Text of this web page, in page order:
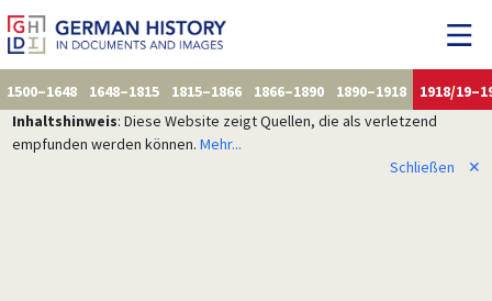
1500–1648 1648–1815 1815–1866 1866–1890 1890–1918
1918/
Inhaltshinweis: Diese Website zeigt Quellen, die als verletzend
empfunden werden können. Mehr...
Schließen
✕